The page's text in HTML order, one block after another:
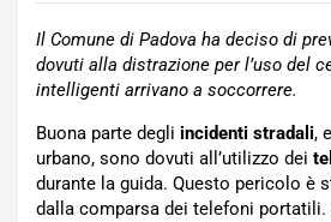
Il Comune di Padova ha deciso di
dovuti alla distrazione per l’uso del
intelligenti arrivano a soccorrere.
Buona parte degli incidenti stradali,
urbano, sono dovuti all’utilizzo dei
durante la guida. Questo pericolo è
dalla comparsa dei telefoni portatili.